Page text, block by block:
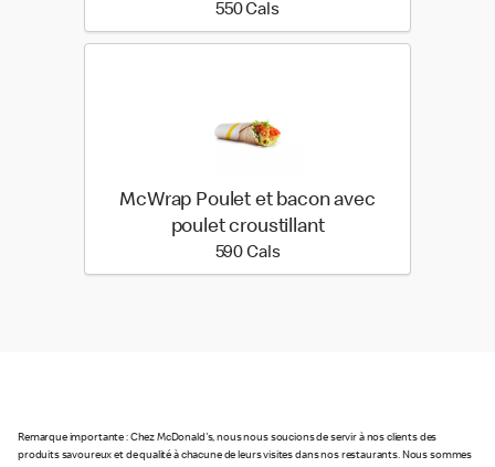
550 Cals550 calories
McWrap Poulet et bacon avec
poulet croustillant
590 Cals590 calories
Remarque importante : Chez McDonald's, nous nous soucions de servir à nos clients des
produits savoureux et de qualité à chacune de leurs visites dans nos restaurants. Nous sommes